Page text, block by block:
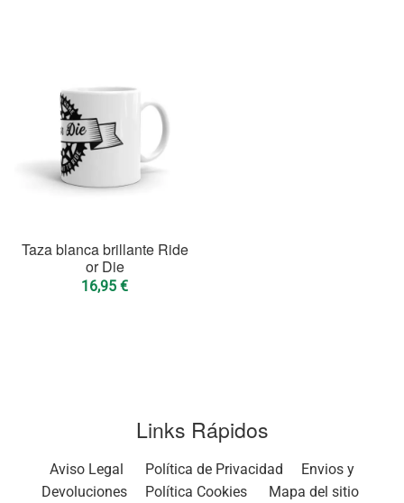
Taza blanca brillante Ride
or Die
16,95 €
Links Rápidos
Aviso Legal Política de Privacidad
Envios y
Devoluciones
Política Cookies Mapa del sitio